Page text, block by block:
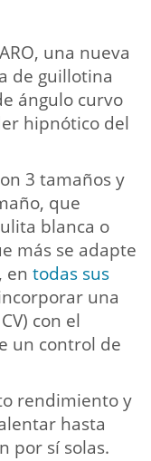
una nueva
de guillotina
ángulo curvo
hipnótico del
3 tamaños y
que
blanca o
más se adapte
en todas sus
una
con el
un control de
rendimiento y
hasta
por sí solas.